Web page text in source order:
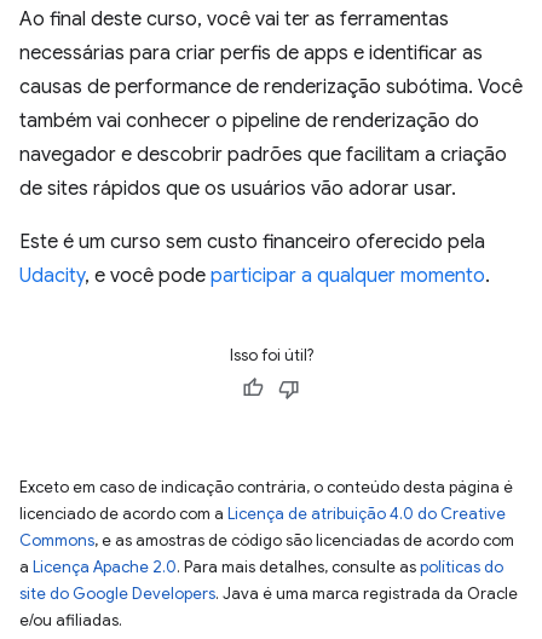
Ao final deste curso, você vai ter as ferramentas
necessárias para criar perfis de apps e identificar as
causas de performance de renderização subótima. Você
também vai conhecer o pipeline de renderização do
navegador e descobrir padrões que facilitam a criação
de sites rápidos que os usuários vão adorar usar.
Este é um curso sem custo financeiro oferecido pela
Udacity, e você pode participar a qualquer momento.
Isso foi útil?
Exceto em caso de indicação contrária, o conteúdo desta página é
licenciado de acordo com a Licença de atribuição 4.0 do Creative
Commons, e as amostras de código são licenciadas de acordo com
a Licença Apache 2.0. Para mais detalhes, consulte aspolíticas do
site do Google Developers. Java é uma marca registrada da Oracle
e/ou afiliadas.